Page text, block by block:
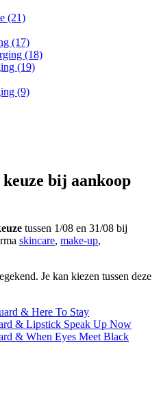
(21)
(17)
(18)
(19)
(9)
bij aankoop
tussen 1/08 en 31/08 bij
skincare, make-up,
Je kan kiezen tussen deze
& Here To Stay
& Lipstick Speak Up Now
& When Eyes Meet Black